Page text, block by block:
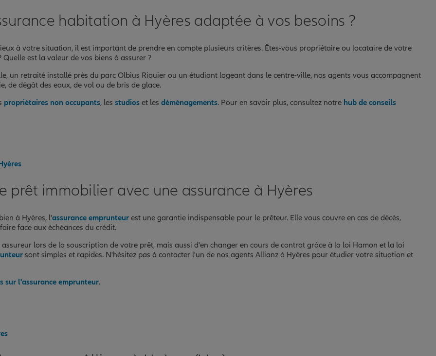
habitation à Hyères adaptée à vos besoins ?
à votre situation, il est important de prendre en compte plusieurs critères. Êtes-vous propriétaire ou locataire de votre
est la valeur de vos biens à assurer ?
un retraité installé près du parc Olbius Riquier ou un étudiant logeant dans le centre-ville, nos agents vous accompagnent
de dégât des eaux, de vol ou de bris de glace.
propriétaires non occupants, les studios et les déménagements. Pour en savoir plus, consultez notre hub de conseils
prêt immobilier avec une assurance à Hyères
à Hyères, l'assurance emprunteur est une garantie indispensable pour le prêteur. Elle vous couvre en cas de décès,
face aux échéances du crédit.
lors de la souscription de votre prêt, mais aussi d'en changer en cours de contrat grâce à la loi Hamon et la loi
sont simples et rapides. N'hésitez pas à contacter l'un de nos agents Allianz à Hyères pour étudier votre situation et
sur l'assurance emprunteur.